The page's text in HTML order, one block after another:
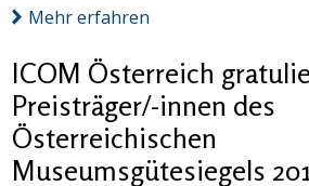
Mehr erfahren
ICOM Österreich
Preisträger/-innen des
Österreichischen
Museumsgütesiegels